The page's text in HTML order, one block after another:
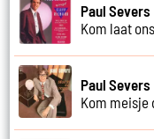
Paul Severs
Kom laat
Paul Severs
Kom meisje